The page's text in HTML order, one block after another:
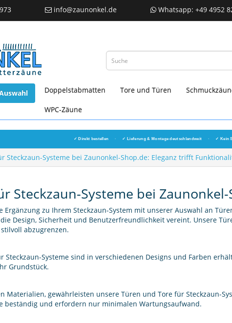
info@zaunonkel.de Whatsapp: +49 4952
Doppelstabmatten Tore und Türen
WPC-Zäune
✓ Direkt bestellen · ✓ Lieferung & Montage deutschlandweit · ✓ Kein
Steckzaun-Systeme bei Zaunonkel-Shop.de: Eleganz trifft
Steckzaun-Systeme bei
Ergänzung zu Ihrem Steckzaun-System mit unserer Auswahl an
Design, Sicherheit und Benutzerfreundlichkeit vereint. Unsere
abzugrenzen.
Steckzaun-Systeme sind in verschiedenen Designs und Farben
Grundstück.
Materialien, gewährleisten unsere Türen und Tore für Steckzaun-
beständig und erfordern nur minimalen Wartungsaufwand.